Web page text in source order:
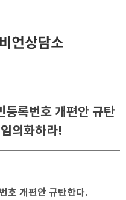
등록번호 개편안 규탄
의화하라!
호 개편안 규탄한다.